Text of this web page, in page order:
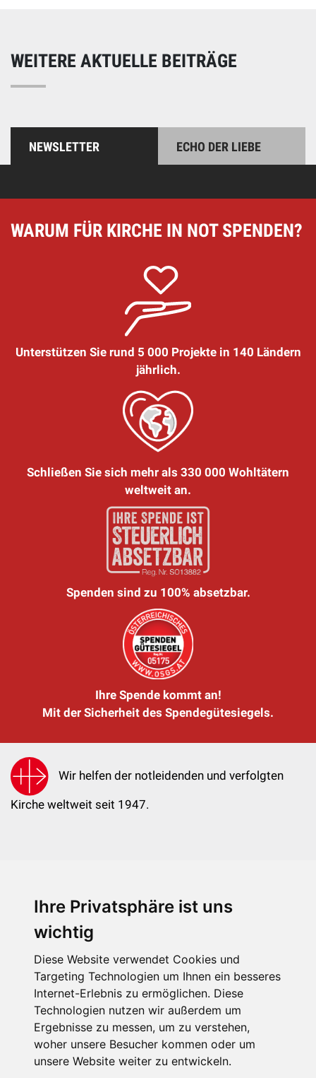
Ihre Privatsphäre ist uns
wichtig
Diese Website verwendet Cookies und
Targeting Technologien um Ihnen ein besseres
Internet-Erlebnis zu ermöglichen. Diese
Technologien nutzen wir außerdem um
Ergebnisse zu messen, um zu verstehen,
woher unsere Besucher kommen oder um
unsere Website weiter zu entwickeln.
WEITERE AKTUELLE BEITRÄGE
NEWSLETTER ECHO DER LIEBE
WARUM FÜR KIRCHE IN NOT SPENDEN?
Unterstützen Sie rund 5 000 Projekte in 140 Ländern
jährlich.
Schließen Sie sich mehr als 330 000 Wohltätern
weltweit an.
Spenden sind zu 100% absetzbar.
Ihre Spende kommt an!
Mit der Sicherheit des Spendegütesiegels.
Wir helfen der notleidenden und verfolgten
Kirche weltweit seit 1947.
KIRCHE IN NOT - Österreich
kin@kircheinnot.at
KIN weltweit